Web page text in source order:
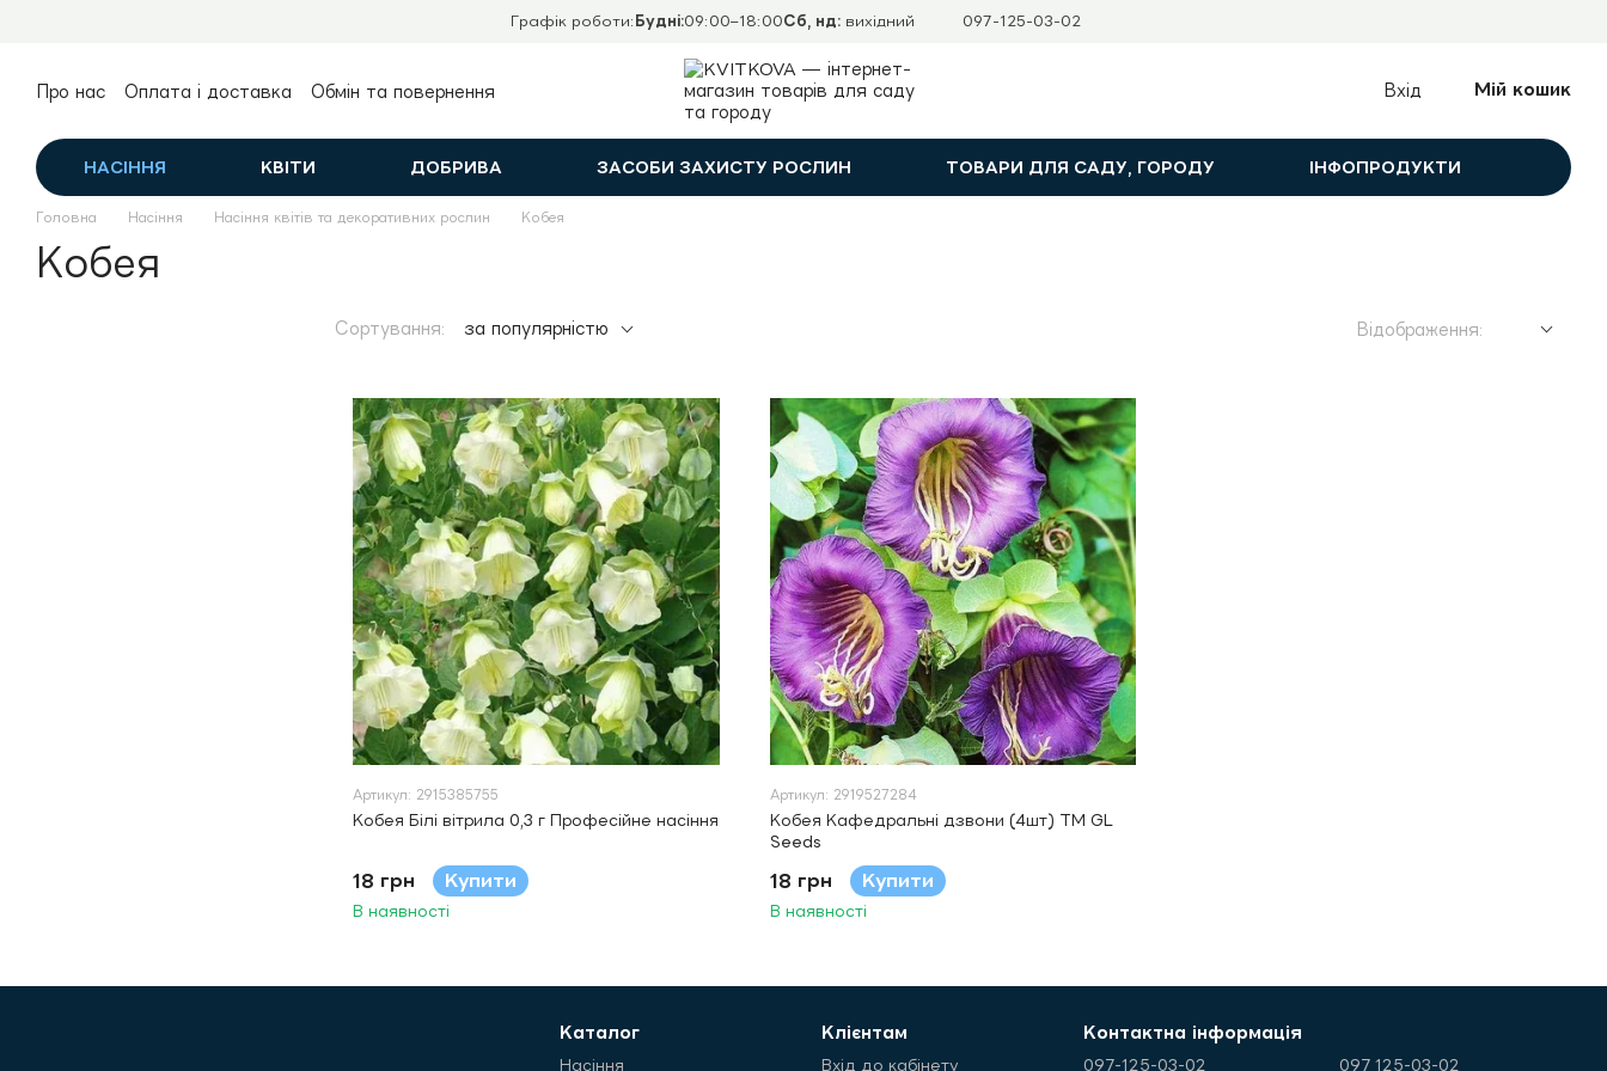
Графік роботи: Будні:09:00–18:00Сб, нд:вихідний 097-125-03-02
Про нас Оплата і доставка
Обмін та повернення
Вхід Мій кошик
НАСІННЯ КВІТИ ДОБРИВА ЗАСОБИ ЗАХИСТУ РОСЛИН ТОВАРИ ДЛЯ САДУ, ГОРОДУ ІНФОПРОДУКТИ
Головна Насіння Насіння квітів та декоративних рослин Кобея
Кобея
Сортування: за популярністю Відображення:
Артикул: 2915385755
Кобея Білі вітрила 0,3 г Професійне насіння
18 грн Купити
В наявності
Артикул: 2919527284
Кобея Кафедральнi дзвони (4шт) TM GL
Seeds
18 грн Купити
В наявності
Каталог
Насіння
Клієнтам
Вхід до кабінету
Контактна інформація
097-125-03-02 097 125-03-02